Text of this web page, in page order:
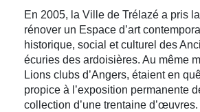
En 2005, la Ville de Trélazé a pris
rénover un Espace d’art
historique, social et culturel des
écuries des ardoisières. Au même
Lions clubs d’Angers, étaient en
propice à l’exposition permanente
collection d’une trentaine d’œuvres.